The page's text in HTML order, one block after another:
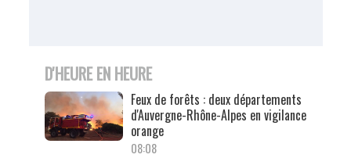
D'HEURE EN HEURE
Feux de forêts : deux départements
d'Auvergne-Rhône-Alpes en vigilance
orange
08:08